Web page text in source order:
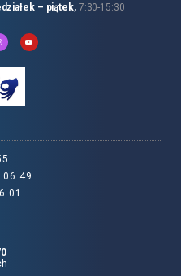
– piątek, 7:30-15:30
06 49
01